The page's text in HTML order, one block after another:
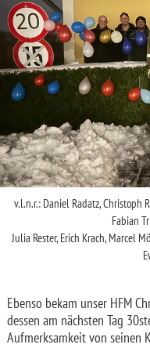
v.l.n.r.: Daniel Radatz, Christoph
Fabian
Julia Rester, Erich Krach, Marcel
Ebenso bekam unser HFM
dessen am nächsten Tag
Aufmerksamkeit von seinen